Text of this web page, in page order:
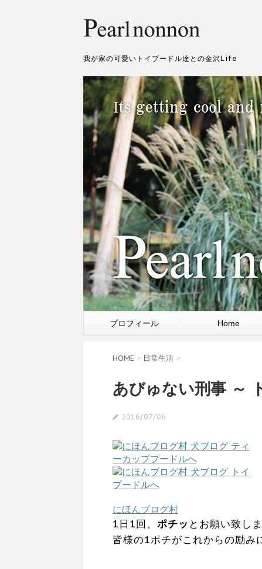
我が家の可愛いトイプードル達との金沢Life
プロフィール Home
HOME > 日常生活 >
あびゅない刑事 ～
2016/07/06
にほんブログ村
1日1回、 ポチッ とお願い致し
皆様の1ポチがこれからの励み